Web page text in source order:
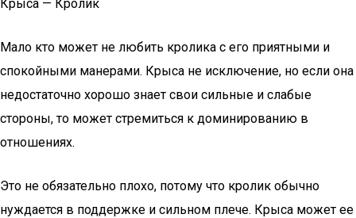
Крыса — Кролик
Мало кто может не любить кролика с его приятными и
спокойными манерами. Крыса не исключение, но если она
недостаточно хорошо знает свои сильные и слабые
стороны, то может стремиться к доминированию в
отношениях.
Это не обязательно плохо, потому что кролик обычно
нуждается в поддержке и сильном плече. Крыса может ее